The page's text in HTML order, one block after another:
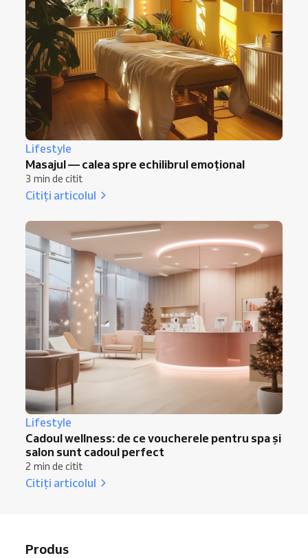
Lifestyle
Masajul — calea spre echilibrul emoțional
3 min de citit
Citiți articolul
Lifestyle
Cadoul wellness: de ce voucherele pentru spa și
salon sunt cadoul perfect
2 min de citit
Citiți articolul
Produs